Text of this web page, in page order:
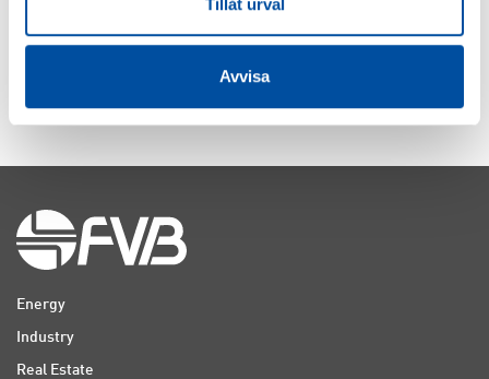
Tillåt urval
Avvisa
Energy
Industry
Real Estate